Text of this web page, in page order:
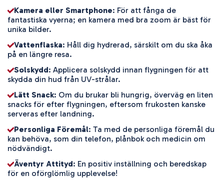
Kamera eller Smartphone: För att fånga de
fantastiska vyerna; en kamera med bra zoom är bäst för
unika bilder.
Vattenflaska: Håll dig hydrerad, särskilt om du ska åka
på en längre resa.
Solskydd: Applicera solskydd innan flygningen för att
skydda din hud från UV-strålar.
Lätt Snack: Om du brukar bli hungrig, överväg en liten
snacks för efter flygningen, eftersom frukosten kanske
serveras efter landning.
Personliga Föremål: Ta med de personliga föremål du
kan behöva, som din telefon, plånbok och medicin om
nödvändigt.
Äventyr Attityd: En positiv inställning och beredskap
för en oförglömlig upplevelse!